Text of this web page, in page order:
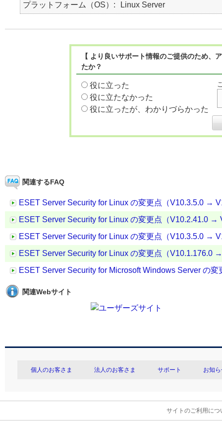
プラットフォーム（OS） Linux Server
【 より良いサポート情報のご提供のため
たか？
役に立った
役に立たなかった
役に立ったが、わかりづらかった
関連するFAQ
ESET Server Security for Linux の変更点（V10.3.5.0 →
ESET Server Security for Linux の変更点（V10.2.41.0 →
ESET Server Security for Linux の変更点（V10.3.5.0 →
ESET Server Security for Linux の変更点（V10.1.176.0
ESET Server Security for Microsoft Windows Server の
関連Webサイト
個人のお客さま 法人のお客さま サポート お知
サイトのご利用につ